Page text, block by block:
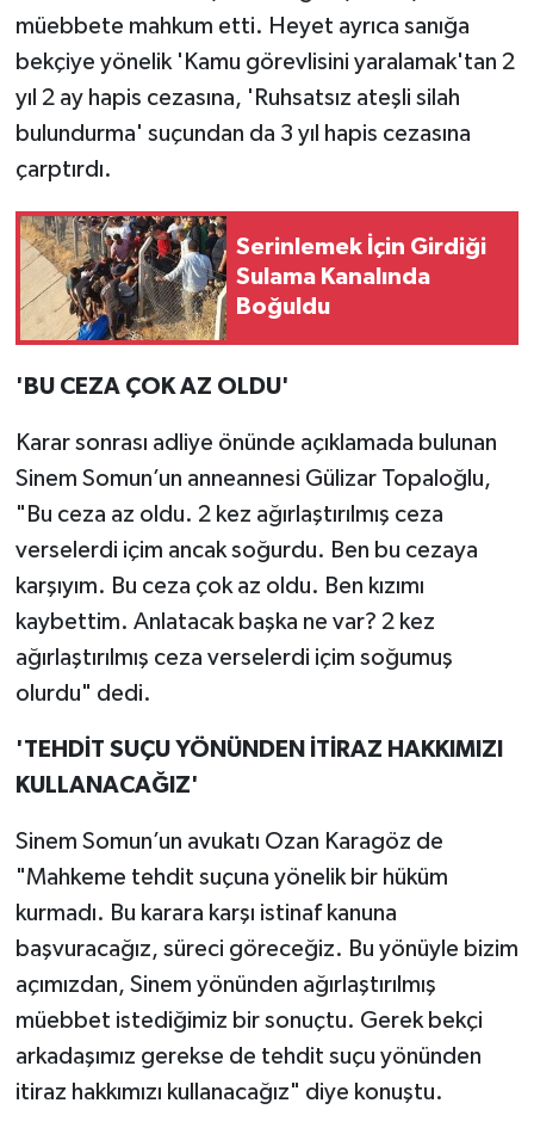
müebbete mahkum etti. Heyet ayrıca sanığa
bekçiye yönelik 'Kamu görevlisini yaralamak'tan 2
yıl 2 ay hapis cezasına, 'Ruhsatsız ateşli silah
bulundurma' suçundan da 3 yıl hapis cezasına
çarptırdı.
Serinlemek İçin Girdiği
Sulama Kanalında
Boğuldu
'BU CEZA ÇOK AZ OLDU'
Karar sonrası adliye önünde açıklamada bulunan
Sinem Somun’un anneannesi Gülizar Topaloğlu,
"Bu ceza az oldu. 2 kez ağırlaştırılmış ceza
verselerdi içim ancak soğurdu. Ben bu cezaya
karşıyım. Bu ceza çok az oldu. Ben kızımı
kaybettim. Anlatacak başka ne var? 2 kez
ağırlaştırılmış ceza verselerdi içim soğumuş
olurdu" dedi.
'TEHDİT SUÇU YÖNÜNDEN İTİRAZ HAKKIMIZI
KULLANACAĞIZ'
Sinem Somun’un avukatı Ozan Karagöz de
"Mahkeme tehdit suçuna yönelik bir hüküm
kurmadı. Bu karara karşı istinaf kanuna
başvuracağız, süreci göreceğiz. Bu yönüyle bizim
açımızdan, Sinem yönünden ağırlaştırılmış
müebbet istediğimiz bir sonuçtu. Gerek bekçi
arkadaşımız gerekse de tehdit suçu yönünden
itiraz hakkımızı kullanacağız" diye konuştu.